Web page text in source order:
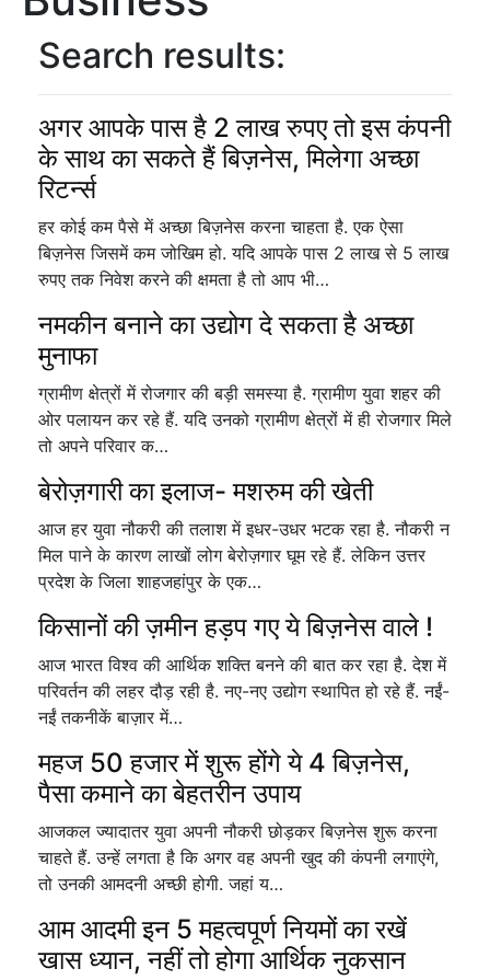
Search results:
अगर आपके पास है 2 लाख रुपए तो इस कंपनी
के साथ का सकते हैं बिज़नेस, मिलेगा अच्छा
रिटर्न्स
हर कोई कम पैसे में अच्छा बिज़नेस करना चाहता है. एक ऐसा
बिज़नेस जिसमें कम जोखिम हो. यदि आपके पास 2 लाख से 5 लाख
रुपए तक निवेश करने की क्षमता है तो आप भी…
नमकीन बनाने का उद्योग दे सकता है अच्छा
मुनाफा
ग्रामीण क्षेत्रों में रोजगार की बड़ी समस्या है. ग्रामीण युवा शहर की
ओर पलायन कर रहे हैं. यदि उनको ग्रामीण क्षेत्रों में ही रोजगार मिले
तो अपने परिवार क…
बेरोज़गारी का इलाज- मशरुम की खेती
आज हर युवा नौकरी की तलाश में इधर-उधर भटक रहा है. नौकरी न
मिल पाने के कारण लाखों लोग बेरोज़गार घूम रहे हैं. लेकिन उत्तर
प्रदेश के जिला शाहजहांपुर के एक…
किसानों की ज़मीन हड़प गए ये बिज़नेस वाले !
आज भारत विश्व की आर्थिक शक्ति बनने की बात कर रहा है. देश में
परिवर्तन की लहर दौड़ रही है. नए-नए उद्योग स्थापित हो रहे हैं. नईं-
नईं तकनीकें बाज़ार में…
महज 50 हजार में शुरू होंगे ये 4 बिज़नेस,
पैसा कमाने का बेहतरीन उपाय
आजकल ज्यादातर युवा अपनी नौकरी छोड़कर बिज़नेस शुरू करना
चाहते हैं. उन्हें लगता है कि अगर वह अपनी खुद की कंपनी लगाएंगे,
तो उनकी आमदनी अच्छी होगी. जहां य…
आम आदमी इन 5 महत्वपूर्ण नियमों का रखें
खास ध्यान, नहीं तो होगा आर्थिक नुकसान